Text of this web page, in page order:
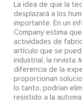
La idea de que la
desplazará a los
importante. En un
Company estima
actividades de
artículo que se
industrial, la revista
diferencia de la
proporcionan
lo tanto, podrían
resistido a la